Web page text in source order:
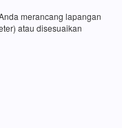
merancang lapangan
atau disesuaikan